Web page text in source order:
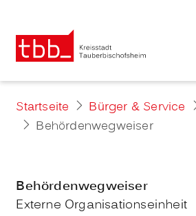
Startseite Bürger & Service
Behördenwegweiser
Behördenwegweiser
Externe Organisationseinheit